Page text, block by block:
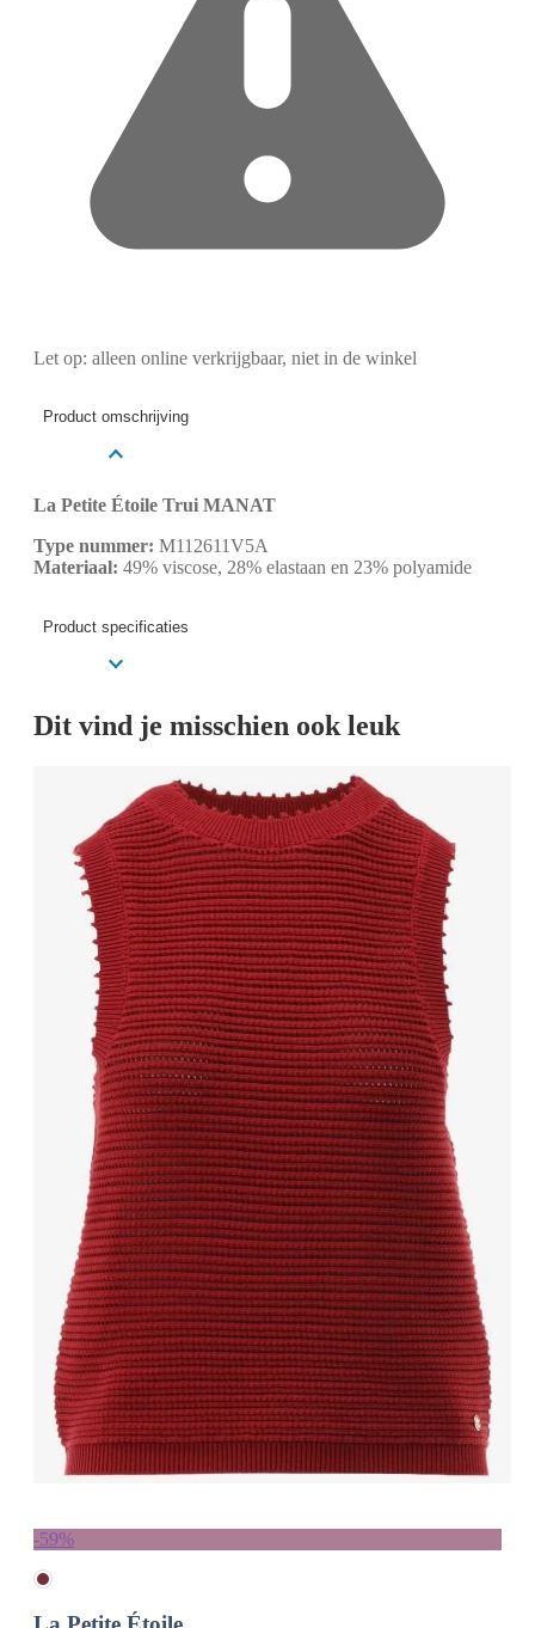
Let op: alleen online verkrijgbaar, niet in de winkel
Product omschrijving
La Petite Étoile Trui MANAT
Type nummer: M112611V5A
Materiaal: 49% viscose, 28% elastaan en 23% polyamide
Product specificaties
Dit vind je misschien ook leuk
-59%